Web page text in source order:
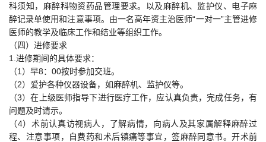
科须知，麻醉科物资药品管理要求。以及麻醉机、监护仪、电子麻
醉记录单使用和注意事项。由一名高年资主治医师“一对一”主管进修
医师的教学及临床工作和结业等组织工作。
（四）进修要求
1.进修期间的具体要求：
（1）早8：00按时参加交班。
（2）爱护各种仪器设备，如麻醉机、监护仪等。
（3）在上级医师指导下进行医疗工作，应认真负责，完成任务，有
问题及时请示。
（4）术前认真访视病人，了解病情，向病人及其家属解释麻醉过
程、注意事项，自费药和术后镇痛等事宜，签麻醉同意书。开术前